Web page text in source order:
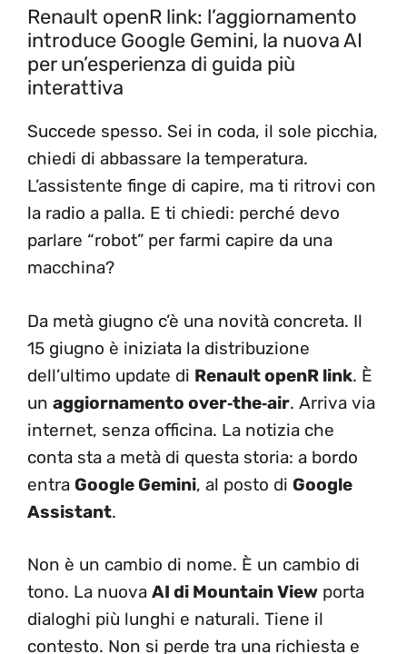
Renault openR link: l’aggiornamento
introduce Google Gemini, la nuova AI
per un’esperienza di guida più
interattiva
Succede spesso. Sei in coda, il sole picchia,
chiedi di abbassare la temperatura.
L’assistente finge di capire, ma ti ritrovi con
la radio a palla. E ti chiedi: perché devo
parlare “robot” per farmi capire da una
macchina?
Da metà giugno c’è una novità concreta. Il
15 giugno è iniziata la distribuzione
dell’ultimo update di Renault openR link. È
un aggiornamento over‑the‑air. Arriva via
internet, senza officina. La notizia che
conta sta a metà di questa storia: a bordo
entra Google Gemini, al posto di Google
Assistant.
Non è un cambio di nome. È un cambio di
tono. La nuova AI di Mountain View porta
dialoghi più lunghi e naturali. Tiene il
contesto. Non si perde tra una richiesta e